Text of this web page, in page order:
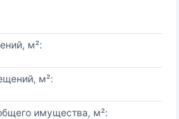
м²:
м²:
имущества, м²: